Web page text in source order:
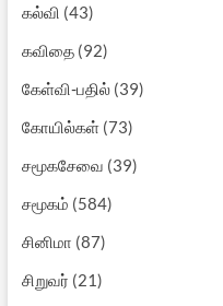
கல்வி (43)
கவிதை(92)
கேள்வி-பதில்(39)
கோயில்கள்(73)
சமூகசேவை (39)
சமூகம் (584)
சினிமா (87)
சிறுவர் (21)